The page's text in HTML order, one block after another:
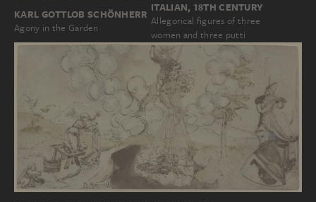
KARL GOTTLOB SCHÖNHERR
Agony in the Garden
ITALIAN, 18TH CENTURY
Allegorical figures of three
women and three putti